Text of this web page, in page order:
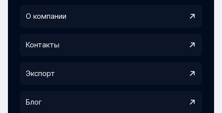
О компании
Контакты
Экспорт
Блог